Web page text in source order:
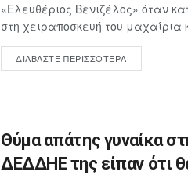
«Ελευθέριος Βενιζέλος» όταν
στη χειραποσκευή του μαχαίρια
ΔΙΑΒΆΣΤΕ ΠΕΡΙΣΣΌΤΕΡΑ
Θύμα απάτης γυναίκα
ΔΕΔΔΗΕ της είπαν ότι